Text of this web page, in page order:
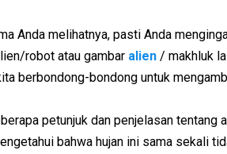
Anda melihatnya, pasti Anda
robot atau gambar alien / makhluk
berbondong-bondong untuk
petunjuk dan penjelasan tentang
bahwa hujan ini sama sekali